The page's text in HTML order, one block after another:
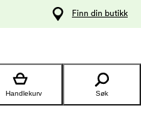
Finn din butikk
Handlekurv Søk